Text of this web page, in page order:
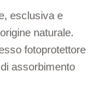
esclusiva e
naturale.
fotoprotettore
assorbimento